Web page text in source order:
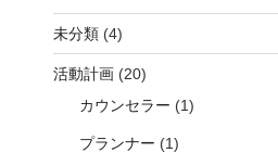
未分類(4)
活動計画(20)
カウンセラー (1)
プランナー (1)